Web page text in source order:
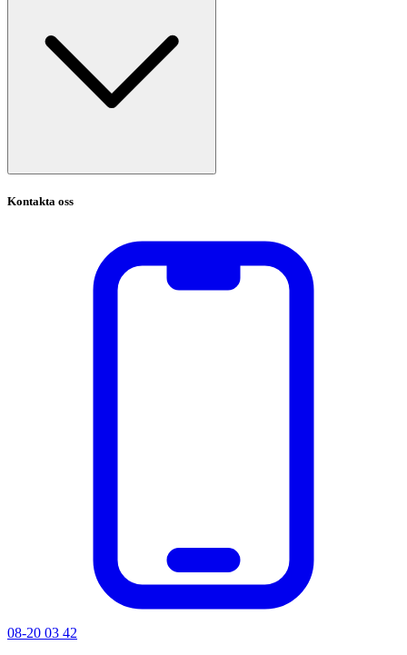
Kontakta oss
08-20 03 42